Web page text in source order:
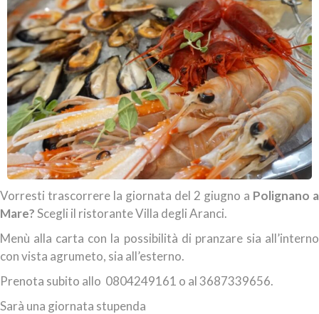
Vorresti trascorrere la giornata del 2 giugno a Polignano a
Mare?Scegli il ristorante Villa degli Aranci.
Menù alla carta con la possibilità di pranzare sia all’interno
con vista agrumeto, sia all’esterno.
Prenota subito allo 0804249161 o al 3687339656.
Sarà una giornata stupenda